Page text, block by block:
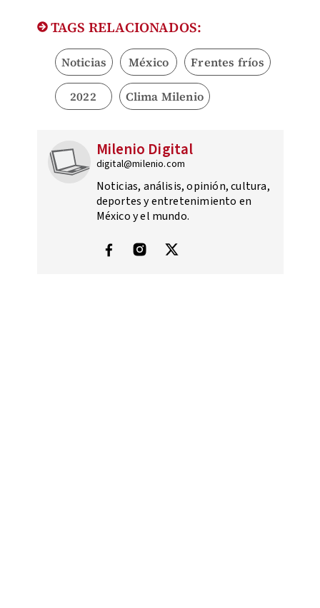
TAGS RELACIONADOS:
Noticias México Frentes fríos
2022 Clima Milenio
Milenio Digital
digital@milenio.com
Noticias, análisis, opinión, cultura,
deportes y entretenimiento en
México y el mundo.